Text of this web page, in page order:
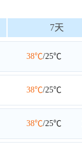
7天
38℃/25℃
38℃/25℃
38℃/25℃